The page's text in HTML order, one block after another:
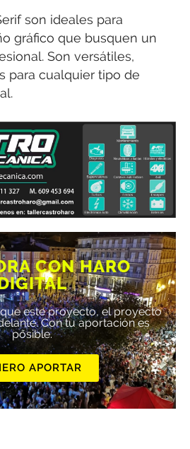
son ideales para
gráfico que busquen un
Son versátiles,
para cualquier tipo de
CON HARO
este proyecto, el proyecto
Con tu aportación es
posible.
APORTAR